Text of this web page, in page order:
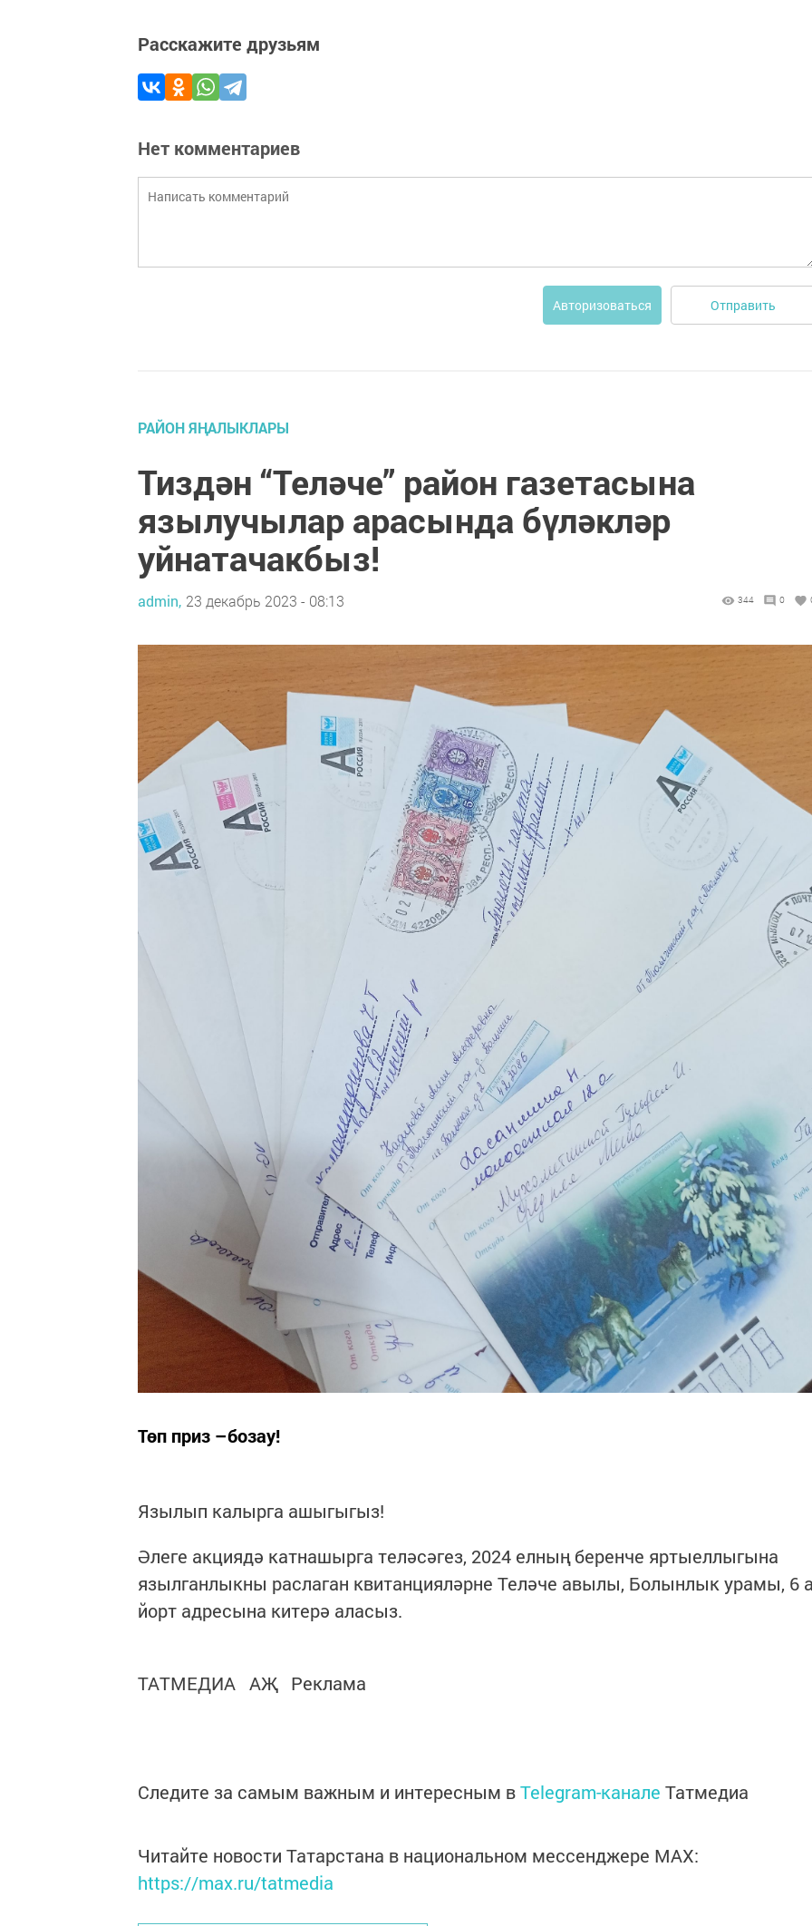
Расскажите друзьям
Нет комментариев
Авторизоваться Отправить
РАЙОН ЯҢАЛЫКЛАРЫ
Тиздән “Теләче” район газетасына
язылучылар арасында бүләкләр
уйнатачакбыз!
admin, 23 декабрь 2023 - 08:13 344 0
Төп приз –бозау!
Язылып калырга ашыгыгыз!
Әлеге акциядә катнашырга теләсәгез, 2024 елның беренче яртыеллыгына
язылганлыкны раслаган квитанцияләрне Теләче авылы, Болынлык урамы, 6
йорт адресына китерә аласыз.
ТАТМЕДИА АҖ Реклама
Следите за самым важным и интересным вTelegram-канале Татмедиа
Читайте новости Татарстана в национальном мессенджере MАХ:
https://max.ru/tatmedia